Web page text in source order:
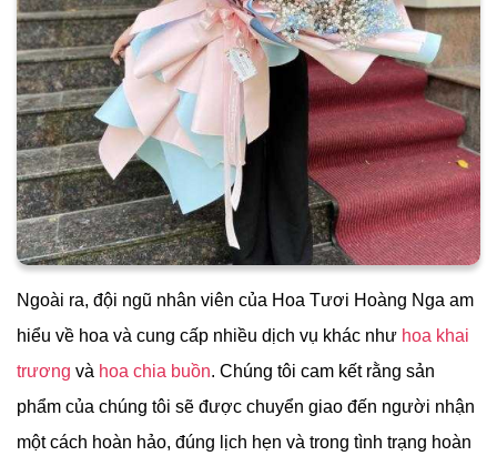
Ngoài ra, đội ngũ nhân viên của Hoa Tươi Hoàng Nga am
hiểu về hoa và cung cấp nhiều dịch vụ khác như hoa khai
trương và hoa chia buồn. Chúng tôi cam kết rằng sản
phẩm của chúng tôi sẽ được chuyển giao đến người nhận
một cách hoàn hảo, đúng lịch hẹn và trong tình trạng hoàn